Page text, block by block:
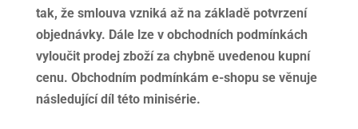
tak, že smlouva vzniká až na základě potvrzení
objednávky. Dále lze v obchodních podmínkách
vyloučit prodej zboží za chybně uvedenou kupní
cenu. Obchodním podmínkám e-shopu se věnuje
následující díl této minisérie.